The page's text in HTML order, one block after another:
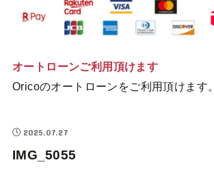
オートローンご利用頂けます
Oricoのオートローンをご利用頂けます。
2025.07.27
IMG_5055